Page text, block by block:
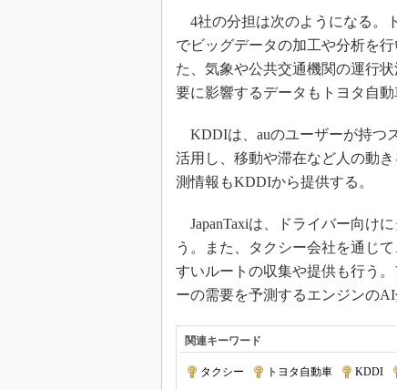
4社の分担は次のようになる。
でビッグデータの加工や分析を
た、気象や公共交通機関の運行
要に影響するデータもトヨタ自動
KDDIは、auのユーザーが持つ
活用し、移動や滞在など人の動
測情報もKDDIから提供する。
JapanTaxiは、ドライバー向け
う。また、タクシー会社を通じ
すいルートの収集や提供も行う
ーの需要を予測するエンジンの
関連キーワード
タクシー トヨタ自動車 KDDI